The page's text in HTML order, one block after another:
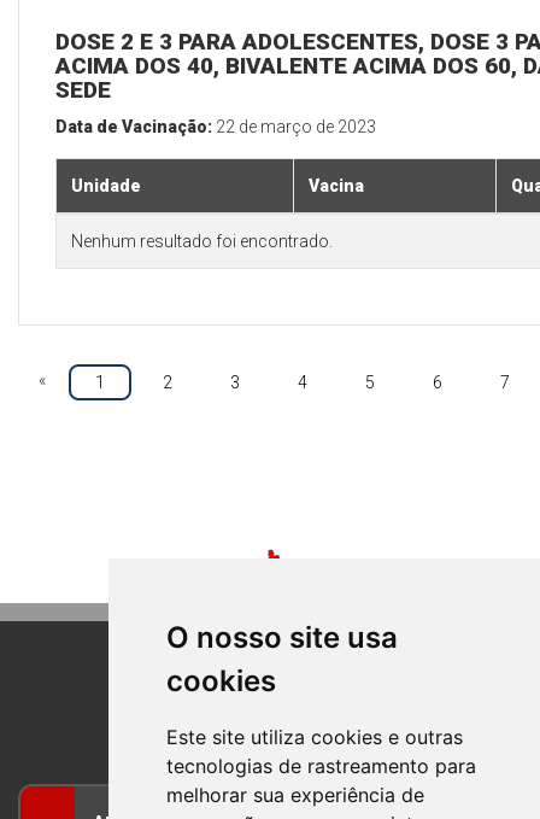
O nosso site usa
cookies
Este site utiliza cookies e outras
tecnologias de rastreamento para
melhorar sua experiência de
DOSE 2 E 3 PARA ADOLESCENTES, DOSE 3
ACIMA DOS 40, BIVALENTE ACIMA DOS 60,
SEDE
Data de Vacinação: 22 de março de 2023
Unidade Vacina
Nenhum resultado foi encontrado.
« 1 2 3 4 5 6 7
BOM PRINCIPIO
RIO GRANDE DO SUL